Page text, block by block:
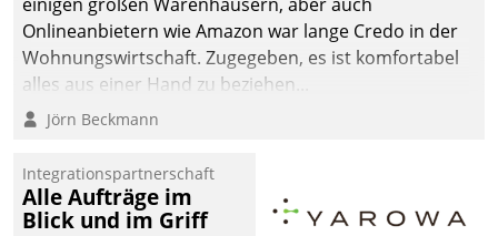
Onlineanbietern wie Amazon war lange Credo in der
Wohnungswirtschaft. Zugegeben, es ist komfortabel
alles aus einer Hand zu beziehen...
Jörn Beckmann
Integrationspartnerschaft
Alle Aufträge im
Blick und im Griff